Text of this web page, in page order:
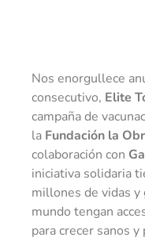
Nos enorgullece
consecutivo, Elite
campaña de
la Fundación la
colaboración con
iniciativa solidaria
millones de vidas
mundo tengan
para crecer sanos